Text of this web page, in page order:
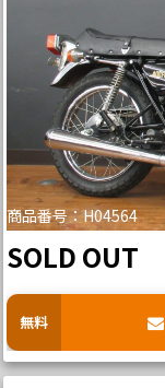
商品番号：H04564
SOLD OUT
無料